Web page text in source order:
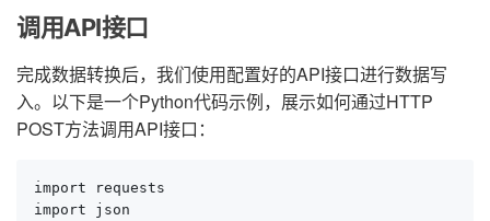
调用API接口
完成数据转换后，我们使用配置好的API接口进行数据写
入。以下是一个Python代码示例，展示如何通过HTTP
POST方法调用API接口：
import requests
import json